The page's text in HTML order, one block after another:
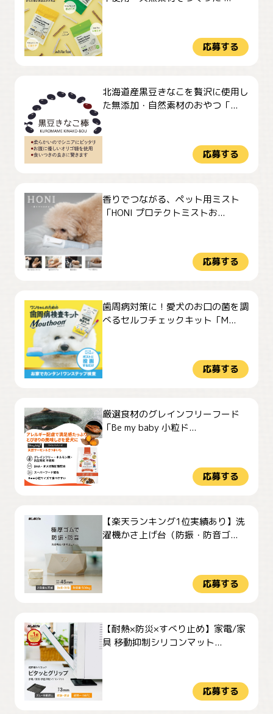
応募する
北海道産黒豆きなこを贅沢に使用し
た無添加・自然素材のおやつ「...
応募する
香りでつながる、ペット用ミスト
「HONI プロテクトミストお...
応募する
歯周病対策に！愛犬のお口の菌を調
べるセルフチェックキット「M...
応募する
厳選食材のグレインフリーフード
「Be my baby 小粒ド...
応募する
【楽天ランキング1位実績あり】洗
濯機かさ上げ台（防振・防音ゴ...
応募する
【耐熱×防災×すべり止め】家電/家
具 移動抑制シリコンマット...
応募する